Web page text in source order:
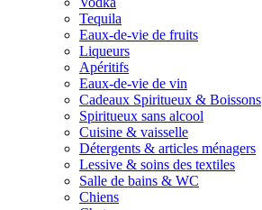
Tequila
Eaux-de-vie de fruits
Liqueurs
Apéritifs
Eaux-de-vie de vin
Cadeaux Spiritueux & Boissons
Spiritueux sans alcool
Cuisine & vaisselle
Détergents & articles ménagers
Lessive & soins des textiles
Salle de bains & WC
Chiens